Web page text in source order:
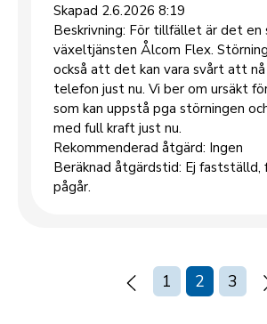
Skapad 2.6.2026 8:19
Beskrivning: För tillfället är det en
växeltjänsten Ålcom Flex.
också att det kan vara svårt att
telefon just nu. Vi ber om ursäkt
som kan uppstå pga störningen
med full kraft just nu.
Rekommenderad åtgärd: Ingen
Beräknad åtgärdstid: Ej fastställd,
pågår.
Föregående
sida
Sida
1
sida
2 Sida
3